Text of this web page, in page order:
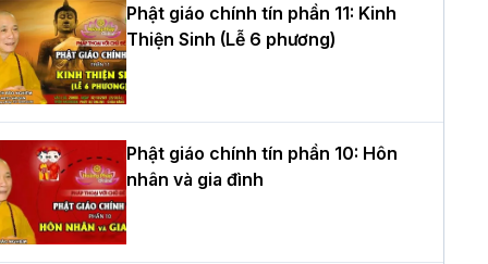
Thọ Lạc được suy cử làm tân
BTS GHPGVN tỉnh Nghệ An
thượng Thích Quảng Tùng tái đắc
Trưởng BTS GHPGVN thành phố Hải
Phật giáo chính tín phần 11: Kinh
Thiện Sinh (Lễ 6 phương)
Phật giáo chính tín phần 10: Hôn
nhân và gia đình